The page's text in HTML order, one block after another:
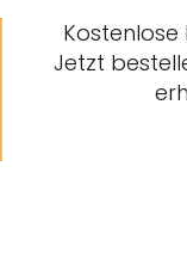
Kostenlose
Jetzt